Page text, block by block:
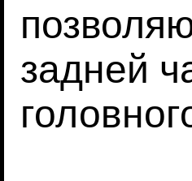
задней